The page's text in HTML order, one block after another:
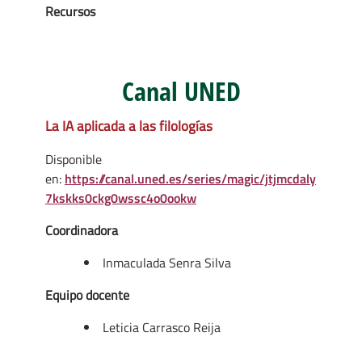
Recursos
Canal UNED
La IA aplicada a las filologías
Disponible
en: https://canal.uned.es/series/magic/jtjmcdaly
7kskks0ckg0wssc4o0ookw
Coordinadora
Inmaculada Senra Silva
Equipo docente
Leticia Carrasco Reija